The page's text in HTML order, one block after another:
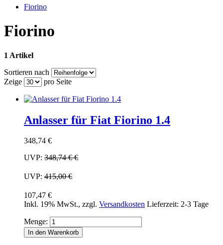
Fiorino
Fiorino
1 Artikel
Sortieren nach
Zeige
pro Seite
Anlasser für Fiat Fiorino 1.4
348,74 €
UVP: 348,74 €€
UVP: 415,00 €
107,47 €
Inkl. 19% MwSt., zzgl. Versandkosten Lieferzeit: 2-3 Tage
Menge:
In den Warenkorb